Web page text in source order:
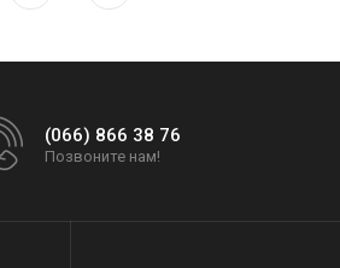
(066) 866 38 76
Позвоните нам!